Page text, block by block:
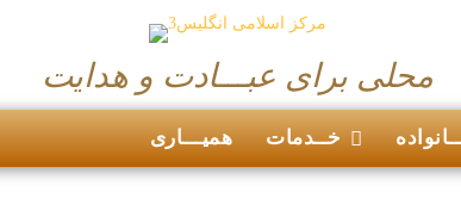
محلی برای عبـــادت و هدایت
همیـــاری خــدمات